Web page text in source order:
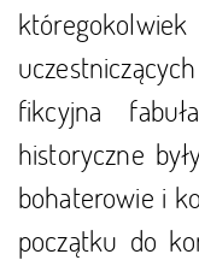
fikcyjna
historyczne
bohaterowie i
początku do